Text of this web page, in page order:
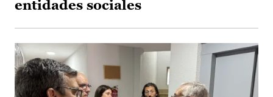
entidades sociales